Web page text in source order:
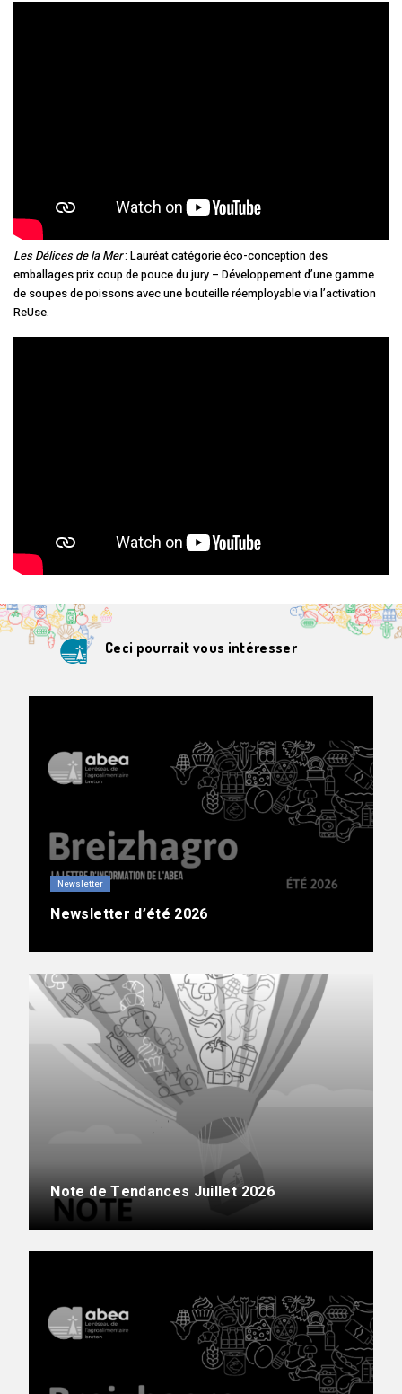
Les Délices de la Mer: Lauréat catégorie éco-conception des
emballages prix coup de pouce du jury – Développement d’une gamme
de soupes de poissons avec une bouteille réemployable via l’activation
ReUse.
Ceci pourrait vous intéresser
Newsletter
Newsletter d’été 2026
Note de Tendances Juillet 2026